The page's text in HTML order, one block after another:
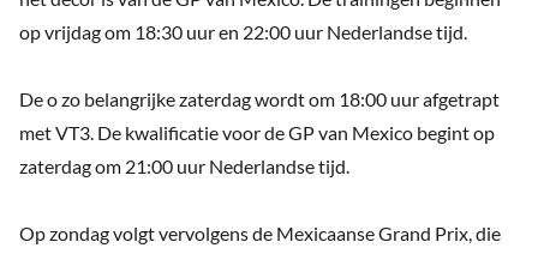
op vrijdag om 18:30 uur en 22:00 uur Nederlandse tijd.
De o zo belangrijke zaterdag wordt om 18:00 uur afgetrapt
met VT3. De kwalificatie voor de GP van Mexico begint op
zaterdag om 21:00 uur Nederlandse tijd.
Op zondag volgt vervolgens de Mexicaanse Grand Prix, die